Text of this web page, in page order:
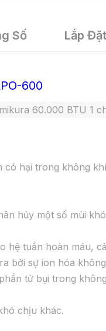
Số Lắp
600
hại trong không
hủy một số mùi
tuần hoàn máu,
bởi sự ion hóa
tử bụi trong
chịu khác.